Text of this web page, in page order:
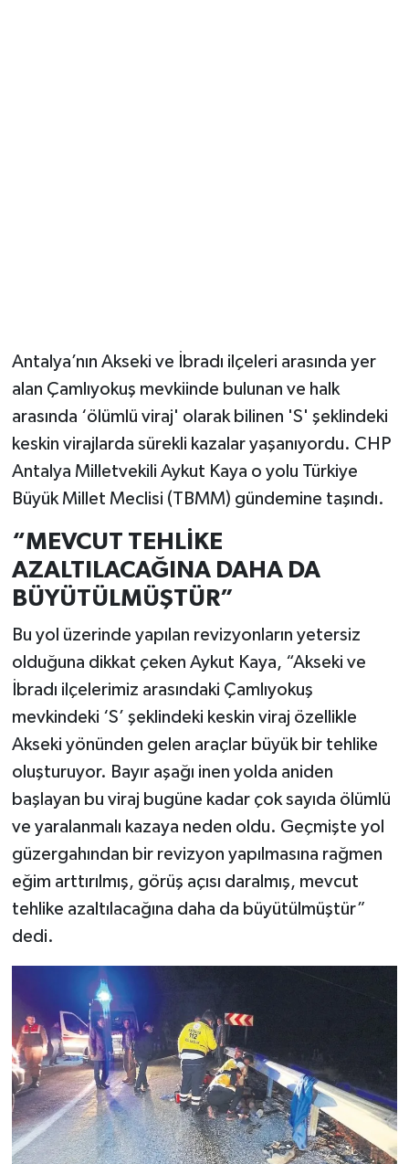
Antalya’nın Akseki ve İbradı ilçeleri arasında yer
alan Çamlıyokuş mevkiinde bulunan ve halk
arasında ‘ölümlü viraj' olarak bilinen 'S' şeklindeki
keskin virajlarda sürekli kazalar yaşanıyordu. CHP
Antalya Milletvekili Aykut Kaya o yolu Türkiye
Büyük Millet Meclisi (TBMM) gündemine taşındı.
“MEVCUT TEHLİKE
AZALTILACAĞINA DAHA DA
BÜYÜTÜLMÜŞTÜR”
Bu yol üzerinde yapılan revizyonların yetersiz
olduğuna dikkat çeken Aykut Kaya, “Akseki ve
İbradı ilçelerimiz arasındaki Çamlıyokuş
mevkindeki ‘S’ şeklindeki keskin viraj özellikle
Akseki yönünden gelen araçlar büyük bir tehlike
oluşturuyor. Bayır aşağı inen yolda aniden
başlayan bu viraj bugüne kadar çok sayıda ölümlü
ve yaralanmalı kazaya neden oldu. Geçmişte yol
güzergahından bir revizyon yapılmasına rağmen
eğim arttırılmış, görüş açısı daralmış, mevcut
tehlike azaltılacağına daha da büyütülmüştür”
dedi.